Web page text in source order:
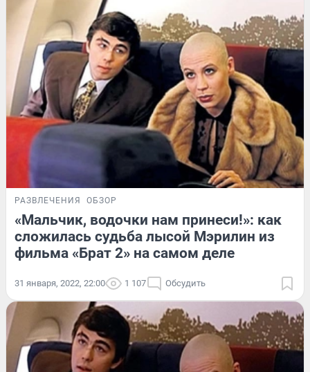
РАЗВЛЕЧЕНИЯ ОБЗОР
«Мальчик, водочки нам принеси!»: как
сложилась судьба лысой Мэрилин из
фильма «Брат 2» на самом деле
31 января, 2022, 22:00 1 107 Обсудить